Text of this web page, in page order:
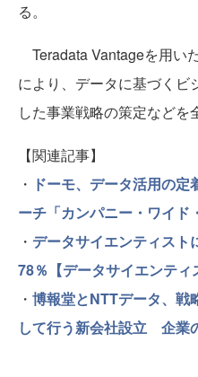
る。
Teradata Vantageを用い
により、データに基づくビ
した事業戦略の策定などを
【関連記事】
・ ドーモ、データ活用の
ーチ「カンパニー・ワイド
・ データサイエンティスト
78％【データサイエンティ
・ 博報堂とNTTデータ、戦
して行う新会社設立 企業